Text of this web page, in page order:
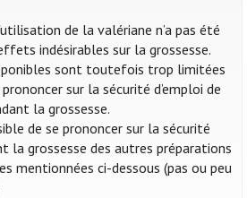
de la valériane n’a pas été
indésirables sur la grossesse.
sont toutefois trop limitées
sur la sécurité d’emploi de
la grossesse.
de se prononcer sur la sécurité
la grossesse des autres préparations
mentionnées ci-dessous (pas ou peu